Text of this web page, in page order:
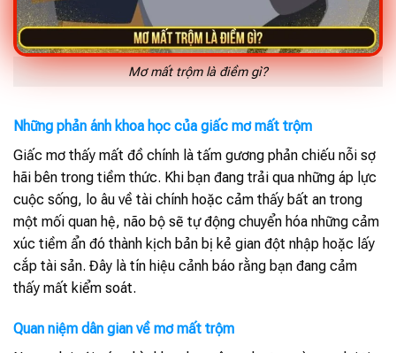
Mơ mất trộm là điềm gì?
Những phản ánh khoa học của giấc mơ mất trộm
Giấc mơ thấy mất đồ chính là tấm gương phản chiếu nỗi sợ
hãi bên trong tiềm thức. Khi bạn đang trải qua những áp lực
cuộc sống, lo âu về tài chính hoặc cảm thấy bất an trong
một mối quan hệ, não bộ sẽ tự động chuyển hóa những cảm
xúc tiềm ẩn đó thành kịch bản bị kẻ gian đột nhập hoặc lấy
cắp tài sản. Đây là tín hiệu cảnh báo rằng bạn đang cảm
thấy mất kiểm soát.
Quan niệm dân gian về mơ mất trộm